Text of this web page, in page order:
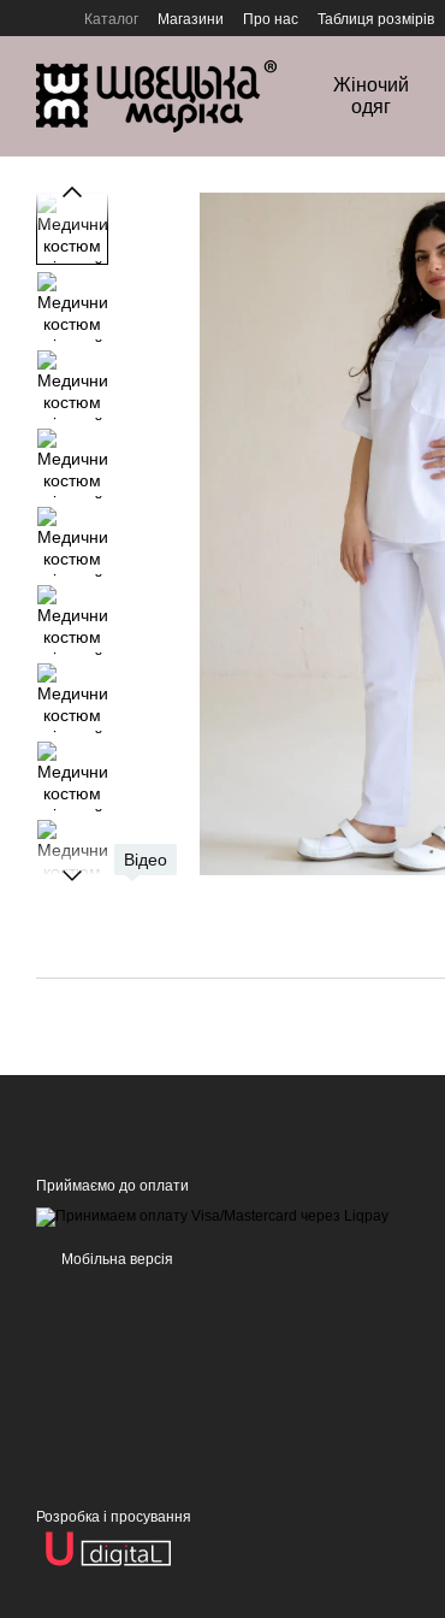
Перейти до основного контенту
Каталог Магазини Про нас Таблиця розмірів
Жіночий
одяг
Відео
Приймаємо до оплати
Мобільна версія
Розробка і просування